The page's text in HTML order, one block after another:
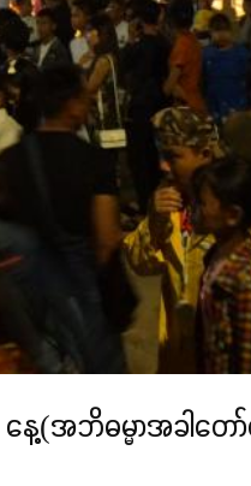
ေ့(အဘိဓမ္မာအခါတ